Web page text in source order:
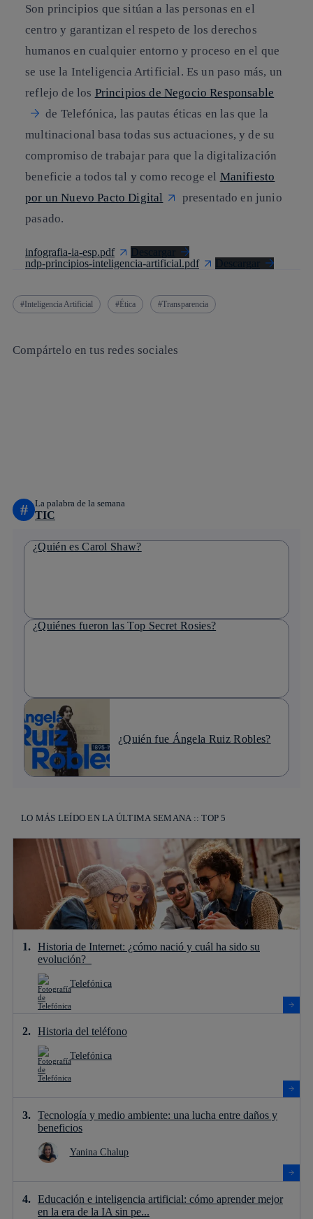
Son principios que sitúan a las personas en el
centro y garantizan el respeto de los derechos
humanos en cualquier entorno y proceso en el que
se use la Inteligencia Artificial. Es un paso más, un
reflejo de los Principios de Negocio Responsable
de Telefónica, las pautas éticas en las que la
multinacional basa todas sus actuaciones, y de su
compromiso de trabajar para que la digitalización
beneficie a todos tal y como recoge el Manifiesto
por un Nuevo Pacto Digital
presentado en junio
pasado.
infografia-ia-esp.pdf
Descargar
ndp-principios-inteligencia-artificial.pdf
Descargar
Inteligencia Artificial Ética Transparencia
Compártelo en tus redes sociales
# La palabra de la semana
TIC
¿Quién es Carol Shaw?
¿Quiénes fueron las Top Secret Rosies?
¿Quién fue Ángela Ruiz Robles?
LO MÁS LEÍDO EN LA ÚLTIMA SEMANA :: TOP 5
Historia de Internet: ¿cómo nació y cuál ha sido su
evolución?
Telefónica
Historia del teléfono
Telefónica
Tecnología y medio ambiente: una lucha entre daños y
beneficios
Yanina Chalup
Educación e inteligencia artificial: cómo aprender mejor
en la era de la IA sin pe...